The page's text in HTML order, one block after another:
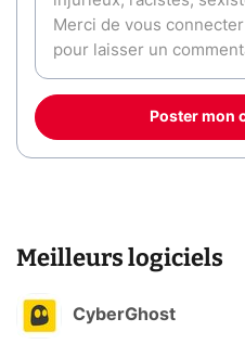
Poster mon
Meilleurs logiciels
CyberGhost